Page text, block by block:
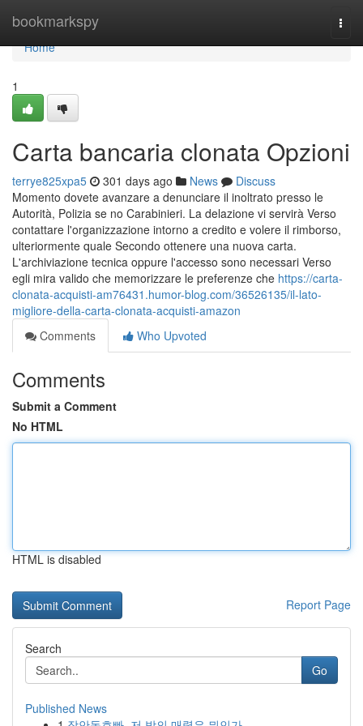
bookmarkspy
Home
Home
1
Carta bancaria clonata Opzioni
terrye825xpa5 301 days ago News
Discuss
Momento dovete avanzare a denunciare il inoltrato presso le
Autorità, Polizia se no Carabinieri. La delazione vi servirà Verso
contattare l'organizzazione intorno a credito e volere il rimborso,
ulteriormente quale Secondo ottenere una nuova carta.
L'archiviazione tecnica oppure l'accesso sono necessari Verso
egli mira valido che memorizzare le preferenze che https://carta-
clonata-acquisti-am76431.humor-blog.com/36526135/il-lato-
migliore-della-carta-clonata-acquisti-amazon
Comments
Who Upvoted
Comments
Submit a Comment
No HTML
HTML is disabled
Report Page
Search
Go
Published News